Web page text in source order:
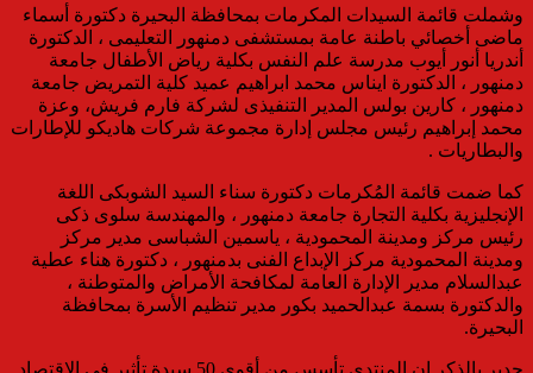
وشملت قائمة السيدات المكرمات بمحافظة البحيرة دكتورة أسماء
ماضى أخصائي باطنة عامة بمستشفى دمنهور التعليمى ، الدكتورة
أندريا أنور أيوب مدرسة علم النفس بكلية رياض الأطفال جامعة
دمنهور ، الدكتورة ايناس محمد ابراهيم عميد كلية التمريض جامعة
دمنهور ، كارين بولس المدير التنفيذى لشركة فارم فريش، وعزة
محمد إبراهيم رئيس مجلس إدارة مجموعة شركات هاديكو للإطارات
والبطاريات .
كما ضمت قائمة المُكرمات دكتورة سناء السيد الشوبكى اللغة
الإنجليزية بكلية التجارة جامعة دمنهور ، والمهندسة سلوى ذكى
رئيس مركز ومدينة المحمودية ، ياسمين الشباسى مدير مركز
ومدينة المحمودية مركز الإبداع الفنى بدمنهور ، دكتورة هناء عطية
عبدالسلام مدير الإدارة العامة لمكافحة الأمراض والمتوطنة ،
والدكتورة بسمة عبدالحميد بكور مدير تنظيم الأسرة بمحافظة
البحيرة.
جدير بالذكر ان المنتدى تأسس من أقوى 50 سيدة تأثير في الاقتصاد